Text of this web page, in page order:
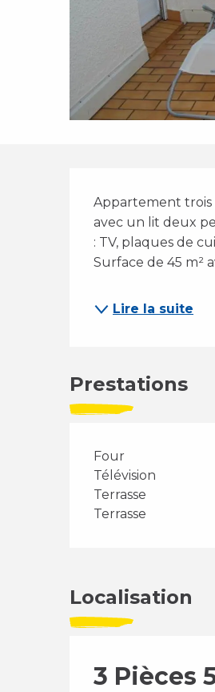
Appartement trois
avec un lit deux
: TV, plaques de
Surface de 45 m²
Lire la suite
Prestations
Four
Télévision
Terrasse
Terrasse
Localisation
3 Pièces